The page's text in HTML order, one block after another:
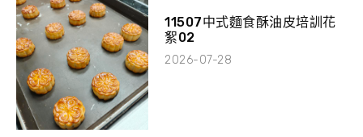
11507中式麵食酥油皮培訓花
絮02
2026-07-28